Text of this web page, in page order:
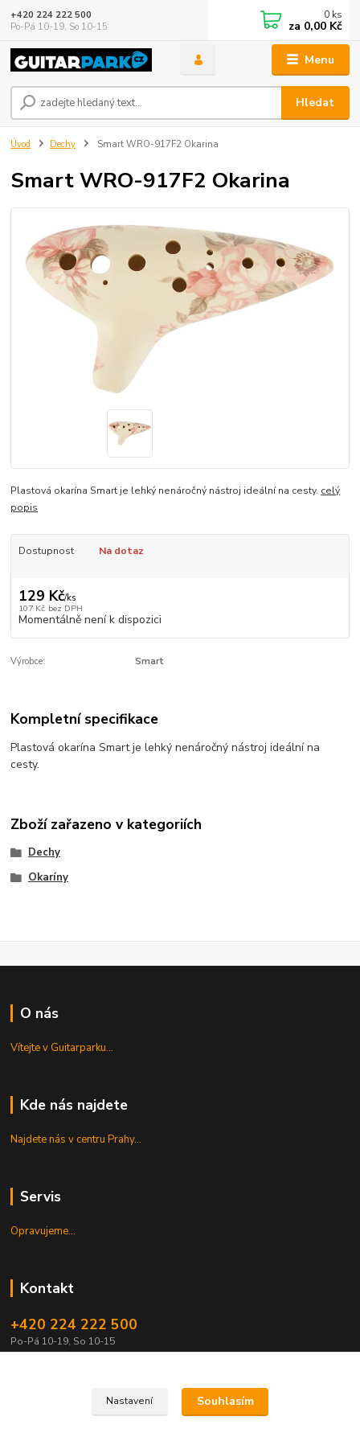
Menu
Hledat
+420 224 222 500
Po-Pá 10-19, So 10-15
0 ks
za 0,00 Kč
Úvod Dechy Smart WRO-917F2 Okarina
Smart WRO-917F2 Okarina
Plastová okarína Smart je lehký nenáročný nástroj ideální na cesty. celý
popis
Dostupnost Na dotaz
129 Kč/ks
107 Kč bez DPH
Momentálně není k dispozici
Výrobce: Smart
Kompletní specifikace
Plastová okarína Smart je lehký nenáročný nástroj ideální na
cesty.
Zboží zařazeno v kategoriích
Dechy
Okaríny
O nás
Vítejte v Guitarparku...
Kde nás najdete
Najdete nás v centru Prahy...
Servis
Opravujeme...
Kontakt
+420 224 222 500
Po-Pá 10-19, So 10-15
Nastavení Souhlasím